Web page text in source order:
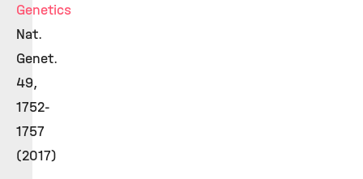
Genetics
Nat.
Genet.
49,
1752-
1757
(2017)